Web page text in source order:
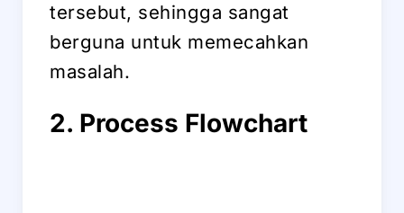
tersebut, sehingga sangat
berguna untuk memecahkan
masalah.
2. Process Flowchart